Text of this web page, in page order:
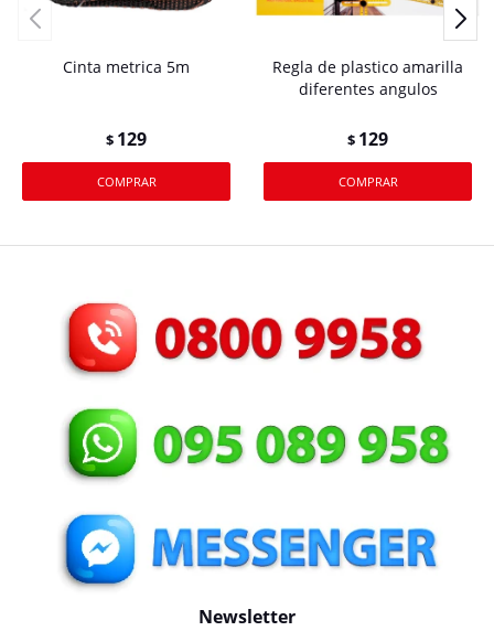
Cinta metrica 5m
$ 129
Regla de plastico amarilla
diferentes angulos
$ 129
Newsletter